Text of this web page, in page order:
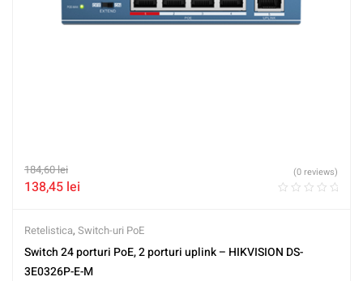
184,60lei
138,45 lei
(0 reviews)
Retelistica, Switch-uri PoE
Switch 24 porturi PoE, 2 porturi uplink – HIKVISION DS-
3E0326P-E-M